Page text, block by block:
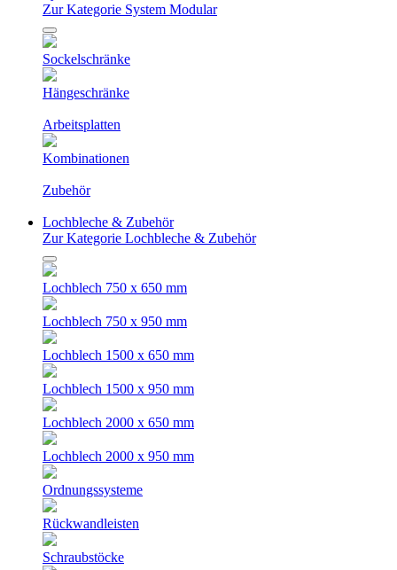
Zur Kategorie System Modular
Sockelschränke
Hängeschränke
Arbeitsplatten
Kombinationen
Zubehör
Lochbleche & Zubehör
Zur Kategorie Lochbleche & Zubehör
Lochblech 750 x 650 mm
Lochblech 750 x 950 mm
Lochblech 1500 x 650 mm
Lochblech 1500 x 950 mm
Lochblech 2000 x 650 mm
Lochblech 2000 x 950 mm
Ordnungssysteme
Rückwandleisten
Schraubstöcke